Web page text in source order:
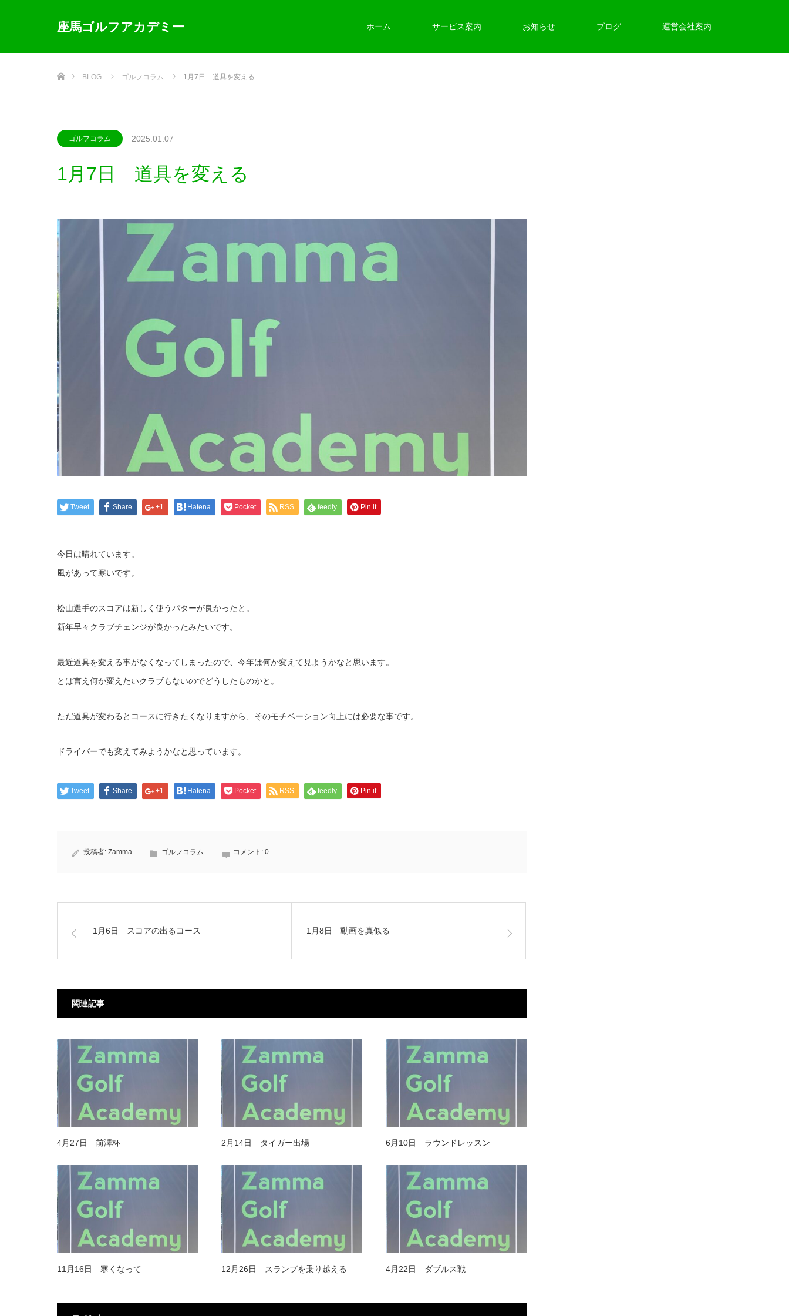
座馬ゴルフアカデミー ホーム サービス案内 お知らせ ブログ 運営会社案内
BLOG ゴルフコラム 1月7日 道具を変える
ゴルフコラム 2025.01.07
1月7日 道具を変える
Tweet Share +1 Hatena Pocket RSS feedly Pin it
今日は晴れています。
風があって寒いです。
松山選手のスコアは新しく使うパターが良かったと。
新年早々クラブチェンジが良かったみたいです。
最近道具を変える事がなくなってしまったので、今年は何か変えて見ようかなと思います。
とは言え何か変えたいクラブもないのでどうしたものかと。
ただ道具が変わるとコースに行きたくなりますから、そのモチベーション向上には必要な事です。
ドライバーでも変えてみようかなと思っています。
Tweet Share +1 Hatena Pocket RSS feedly Pin it
投稿者: Zamma ゴルフコラム コメント: 0
1月6日 スコアの出るコース 1月8日 動画を真似る
関連記事
4月27日 前澤杯 2月14日 タイガー出場 6月10日 ラウンドレッスン
11月16日 寒くなって 12月26日 スランプを乗り越える 4月22日 ダブルス戦